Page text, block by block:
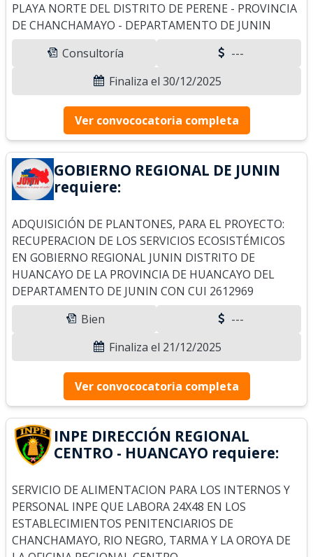
PLAYA NORTE DEL DISTRITO DE PERENE - PROVINCIA
DE CHANCHAMAYO - DEPARTAMENTO DE JUNIN
Consultoría
---
Finaliza el 30/12/2025
Ver convococatoria completa
GOBIERNO REGIONAL DE JUNIN
requiere:
ADQUISICIÓN DE PLANTONES, PARA EL PROYECTO:
RECUPERACION DE LOS SERVICIOS ECOSISTÉMICOS
EN GOBIERNO REGIONAL JUNIN DISTRITO DE
HUANCAYO DE LA PROVINCIA DE HUANCAYO DEL
DEPARTAMENTO DE JUNIN CON CUI 2612969
Bien
---
Finaliza el 21/12/2025
Ver convococatoria completa
INPE DIRECCIÓN REGIONAL
CENTRO - HUANCAYO requiere:
SERVICIO DE ALIMENTACION PARA LOS INTERNOS Y
PERSONAL INPE QUE LABORA 24X48 EN LOS
ESTABLECIMIENTOS PENITENCIARIOS DE
CHANCHAMAYO, RIO NEGRO, TARMA Y LA OROYA DE